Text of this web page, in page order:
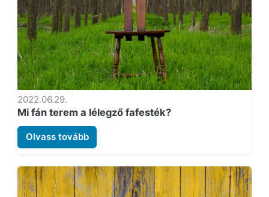
2022.06.29.
Mi fán terem a lélegző fafesték?
Olvass tovább